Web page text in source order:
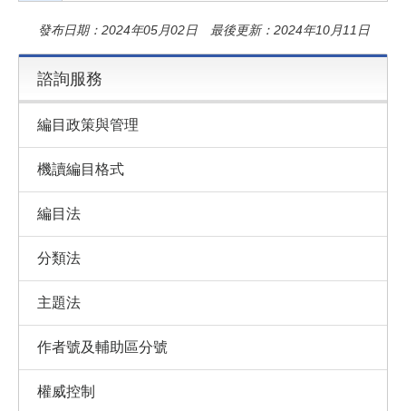
發布日期：2024年05月02日 最後更新：2024年10月11日
諮詢服務
編目政策與管理
機讀編目格式
編目法
分類法
主題法
作者號及輔助區分號
權威控制